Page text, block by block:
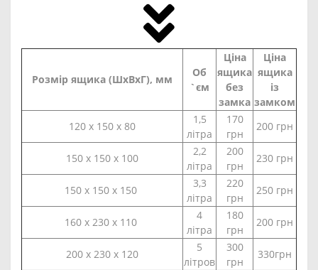
Розмір ящика (ШхВхГ), мм
Об
`єм
Ціна
ящика
без
замка
Ціна
ящика
із
замком
120 х 150 х 80
1,5
літра
170
грн
200 грн
150 х 150 х 100
2,2
літра
200
грн
230 грн
150 х 150 х 150
3,3
літра
220
грн
250 грн
160 х 230 х 110
4
літра
180
грн
200 грн
200 х 230 х 120
5
літров
300
грн
330грн